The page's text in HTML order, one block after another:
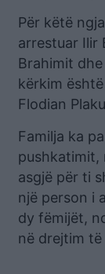
Për këtë
arrestuar Ilir
Brahimit
kërkim
Flodian
Familja ka
pushkatimit,
asgjë për ti
një person i
dy fëmijët,
në drejtim të